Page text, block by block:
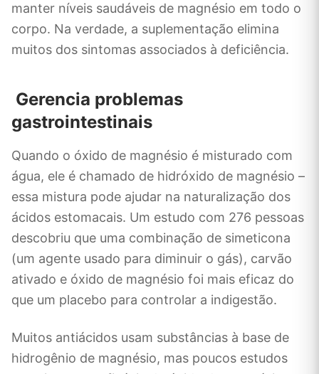
manter níveis saudáveis ​​de magnésio em todo o
corpo. Na verdade, a suplementação elimina
muitos dos sintomas associados à deficiência.
Gerencia problemas
gastrointestinais
Quando o óxido de magnésio é misturado com
água, ele é chamado de hidróxido de magnésio –
essa mistura pode ajudar na naturalização dos
ácidos estomacais. Um estudo com 276 pessoas
descobriu que uma combinação de simeticona
(um agente usado para diminuir o gás), carvão
ativado e óxido de magnésio foi mais eficaz do
que um placebo para controlar a indigestão.
Muitos antiácidos usam substâncias à base de
hidrogênio de magnésio, mas poucos estudos